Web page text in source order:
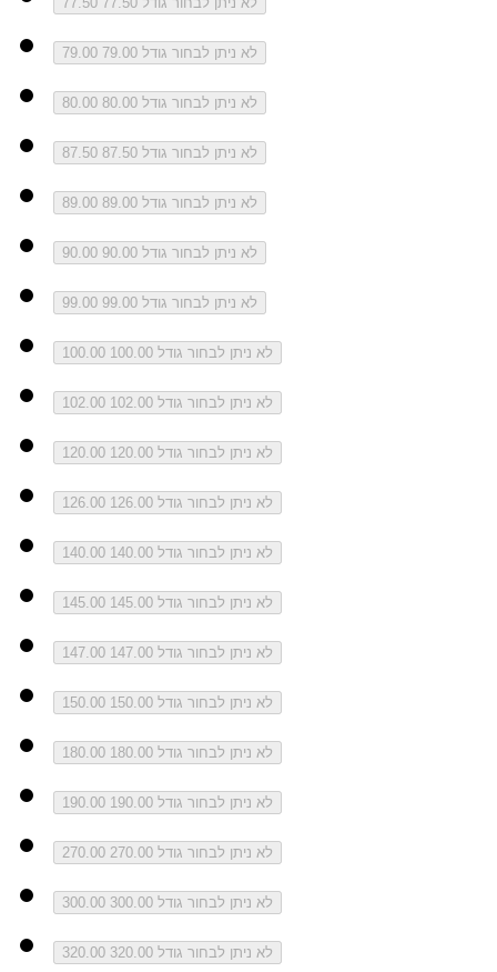
79.00 לא ניתן לבחור גודל 79.00
80.00 לא ניתן לבחור גודל 80.00
87.50 לא ניתן לבחור גודל 87.50
89.00 לא ניתן לבחור גודל 89.00
90.00 לא ניתן לבחור גודל 90.00
99.00 לא ניתן לבחור גודל 99.00
100.00 לא ניתן לבחור גודל 100.00
102.00 לא ניתן לבחור גודל 102.00
120.00 לא ניתן לבחור גודל 120.00
126.00 לא ניתן לבחור גודל 126.00
140.00 לא ניתן לבחור גודל 140.00
145.00 לא ניתן לבחור גודל 145.00
147.00 לא ניתן לבחור גודל 147.00
150.00 לא ניתן לבחור גודל 150.00
180.00 לא ניתן לבחור גודל 180.00
190.00 לא ניתן לבחור גודל 190.00
270.00 לא ניתן לבחור גודל 270.00
300.00 לא ניתן לבחור גודל 300.00
320.00 לא ניתן לבחור גודל 320.00